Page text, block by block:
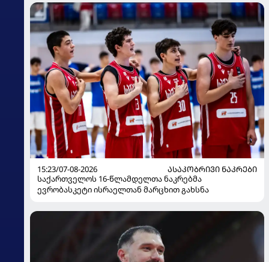
15:23/07-08-2026
ᲐᲡᲐᲙᲝᲑᲠᲘᲕᲘ ᲜᲐᲙᲠᲔᲑᲘ
საქართველოს 16-წლამდელთა ნაკრებმა
ევრობასკეტი ისრაელთან მარცხით გახსნა